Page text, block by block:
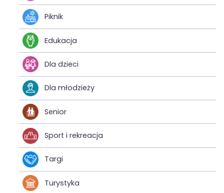
Piknik
Edukacja
Dla dzieci
Dla młodzieży
Senior
Sport i rekreacja
Targi
Turystyka